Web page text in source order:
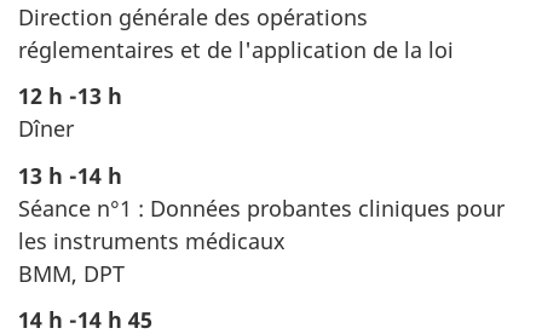
Direction générale des opérations
réglementaires et de l'application de la loi
12 h -13 h
Dîner
13 h -14 h
Séance n°1 : Données probantes cliniques pour
les instruments médicaux
BMM, DPT
14 h -14 h 45